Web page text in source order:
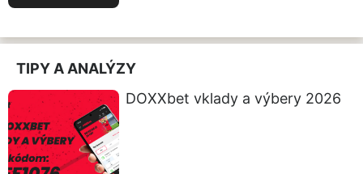
TIPY A ANALÝZY
DOXXbet vklady a výbery 2026